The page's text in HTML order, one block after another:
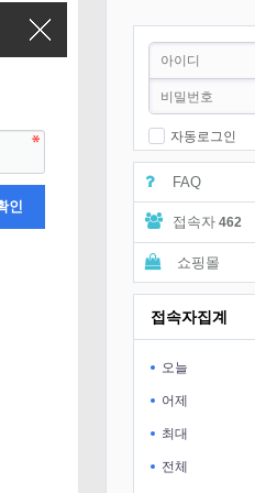
자동로그인
FAQ
접속자 462
쇼핑몰
접속자집계
오늘
어제
최대
전체